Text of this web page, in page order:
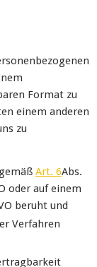
Format zu
einem anderen
zu
Art. 6Abs.
oder auf einem
beruht und
Verfahren